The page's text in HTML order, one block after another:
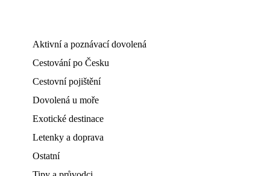
Aktivní a poznávací dovolená
Cestování po Česku
Cestovní pojištění
Dovolená u moře
Exotické destinace
Letenky a doprava
Ostatní